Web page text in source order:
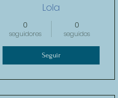
Lola
0
seguidores
0
seguidos
Seguir